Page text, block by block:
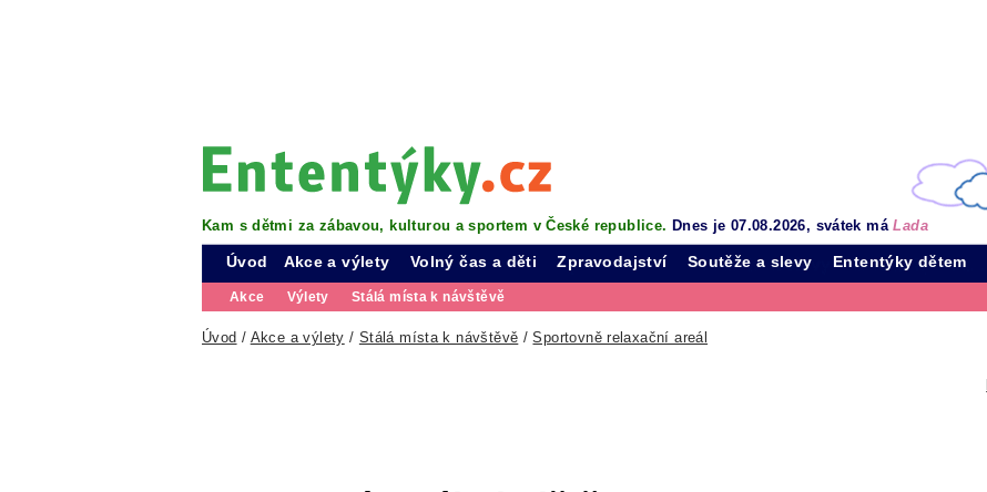
Kam s dětmi za zábavou, kulturou a sportem v České republice. Dnes je 07.08.2026, svátek máLada
Úvod Akce a výlety
Akce Výlety Stálá místa k návštěvě
Volný čas a děti Zpravodajství Soutěže a slevy Ententýky dětem
Úvod / Akce a výlety / Stálá místa k návštěvě /Sportovně relaxační areál